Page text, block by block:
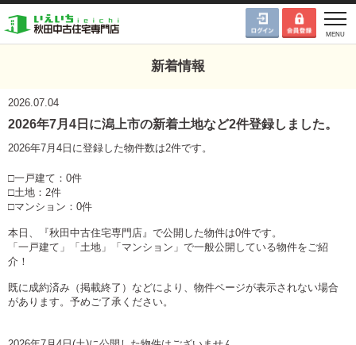
新着情報
2026.07.04
2026年7月4日に潟上市の新着土地など2件登録しました。
2026年7月4日に登録した物件数は2件です。
□一戸建て：0件
□土地：2件
□マンション：0件
本日、『秋田中古住宅専門店』で公開した物件は0件です。
「一戸建て」「土地」「マンション」で一般公開している物件をご紹
介！
既に成約済み（掲載終了）などにより、物件ページが表示されない場合
があります。予めご了承ください。